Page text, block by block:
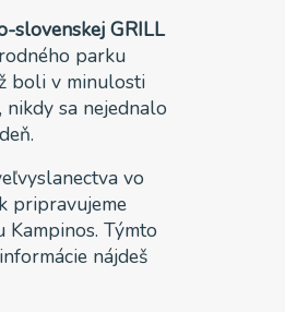
slovenskej GRILL
parku
boli v minulosti
sa nejednalo
vo
pripravujeme
Týmto
nájdeš